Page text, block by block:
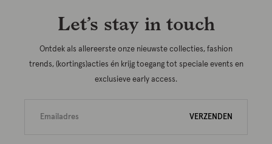
Let’s stay in touch
Ontdek als allereerste onze nieuwste collecties, fashion
trends, (kortings)acties én krijg toegang tot speciale events en
exclusieve early access.
VERZENDEN